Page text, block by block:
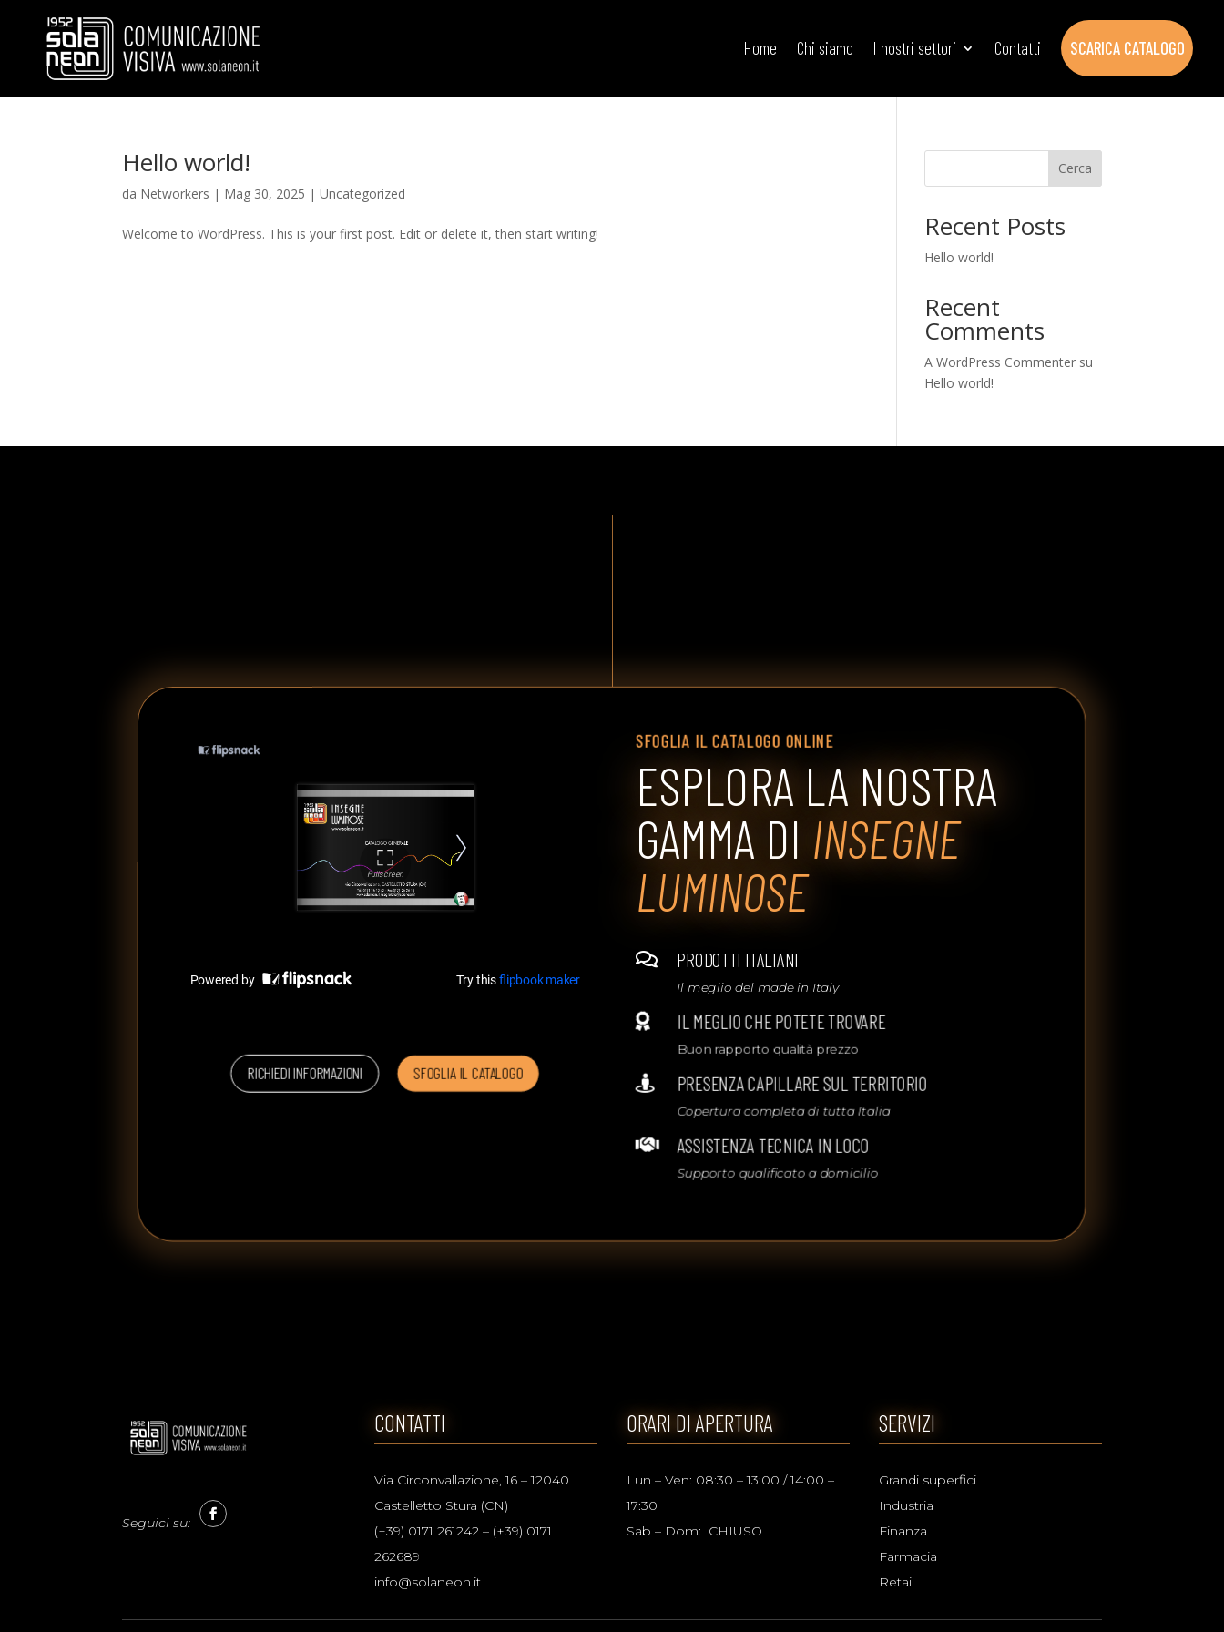
Home Chi siamo I nostri settori Contatti SCARICA CATALOGO
Hello world!
da Networkers | Mag 30, 2025 |Uncategorized
Welcome to WordPress. This is your first post. Edit or delete it, then start writing!
Cerca
Recent Posts
Hello world!
Recent
Comments
A WordPress Commenter su
Hello world!
RICHIEDI INFORMAZIONI SFOGLIA IL CATALOGO
SFOGLIA IL CATALOGO ONLINE
ESPLORA LA NOSTRA
GAMMA DI INSEGNE
LUMINOSE
 PRODOTTI ITALIANI
Il meglio del made in Italy
 IL MEGLIO CHE POTETE TROVARE
Buon rapporto qualità prezzo
 PRESENZA CAPILLARE SUL TERRITORIO
Copertura completa di tutta Italia
 ASSISTENZA TECNICA IN LOCO
Supporto qualificato a domicilio
Seguici su:
CONTATTI
Via Circonvallazione, 16 – 12040
Castelletto Stura (CN)
(+39) 0171 261242 – (+39) 0171
262689
info@solaneon.it
ORARI DI APERTURA
Lun – Ven: 08:30 – 13:00 / 14:00 –
17:30
Sab – Dom: CHIUSO
SERVIZI
Grandi superfici
Industria
Finanza
Farmacia
Retail